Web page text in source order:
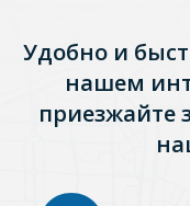
Удобно и
нашем
приезжайте